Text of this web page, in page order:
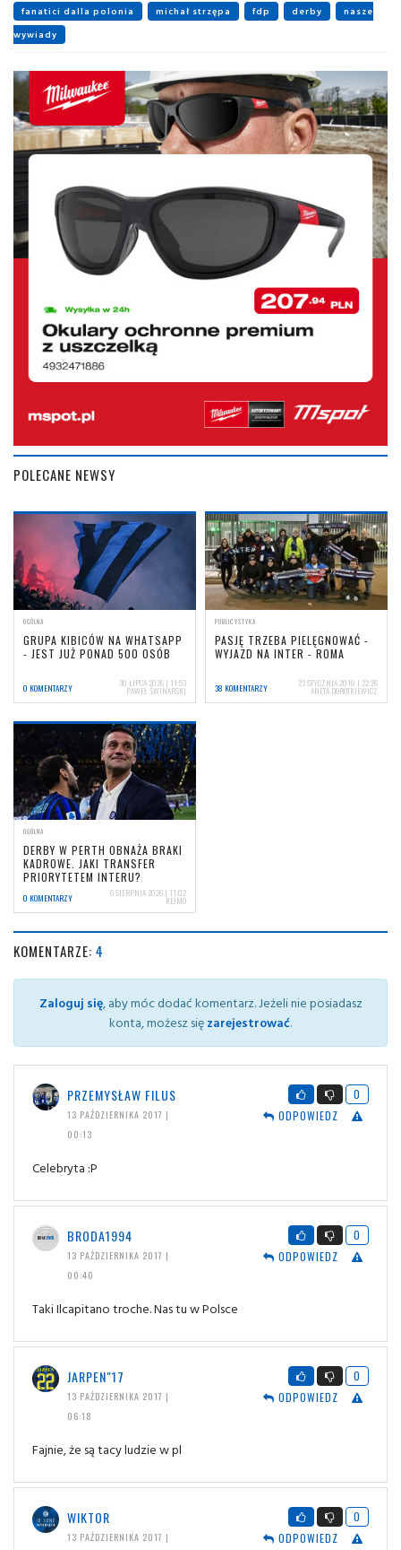
fanatici dalla polonia michał strzępa fdp derby
nasze
wywiady
POLECANE NEWSY
OGÓLNA
GRUPA KIBICÓW NA WHATSAPP
- JEST JUŻ PONAD 500 OSÓB
0 KOMENTARZY 30 LIPCA 2026 | 11:53
PAWEŁ ŚWINARSKI
PUBLICYSTYKA
PASJĘ TRZEBA PIELĘGNOWAĆ -
WYJAZD NA INTER - ROMA
38 KOMENTARZY 23 STYCZNIA 2018 | 22:26
ANETA DOROTKIEWICZ
OGÓLNA
DERBY W PERTH OBNAŻA BRAKI
KADROWE. JAKI TRANSFER
PRIORYTETEM INTERU?
0 KOMENTARZY 6 SIERPNIA 2026 | 11:02
KEJMO
KOMENTARZE: 4
Zaloguj się, aby móc dodać komentarz. Jeżeli nie posiadasz
konta, możesz sięzarejestrować.
PRZEMYSŁAW FILUS
13 PAŹDZIERNIKA 2017 |
00:13
0
ODPOWIEDZ
Celebryta :P
BRODA1994
13 PAŹDZIERNIKA 2017 |
00:40
0
ODPOWIEDZ
Taki Ilcapitano troche. Nas tu w Polsce
JARPEN"17
13 PAŹDZIERNIKA 2017 |
06:18
0
ODPOWIEDZ
Fajnie, że są tacy ludzie w pl
WIKTOR
13 PAŹDZIERNIKA 2017 |
0
ODPOWIEDZ